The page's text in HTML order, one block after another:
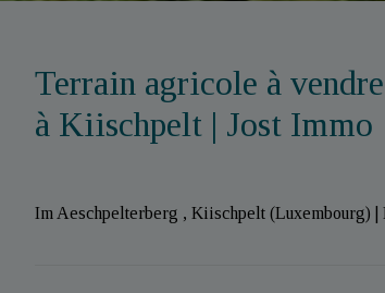
Terrain agricole à
à Kiischpelt | Jost Immo
Im Aeschpelterberg , Kiischpelt (Luxembourg)